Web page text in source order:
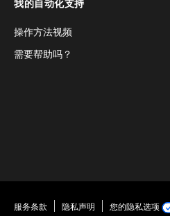
我的自动化支持
操作方法视频
需要帮助吗？
服务条款 隐私声明 您的隐私选项